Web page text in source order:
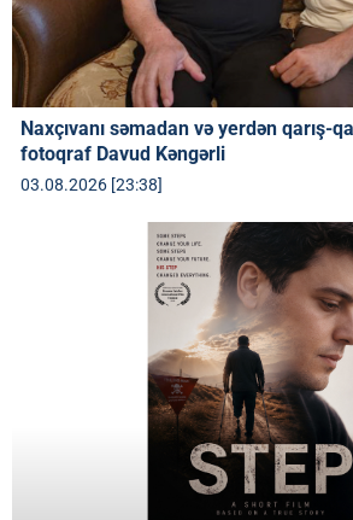
Naxçıvanı səmadan və yerdən qarış-
fotoqraf Davud Kəngərli
03.08.2026 [23:38]